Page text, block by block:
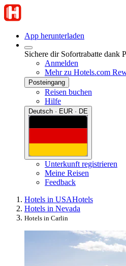
App herunterladen
Sichere dir Sofortrabatte dank
Anmelden
Mehr zu Hotels.com
Posteingang
Reisen buchen
Hilfe
Deutsch · EUR · DE
Unterkunft registrieren
Meine Reisen
Feedback
Hotels in USAHotels
Hotels in Nevada
Hotels in Carlin